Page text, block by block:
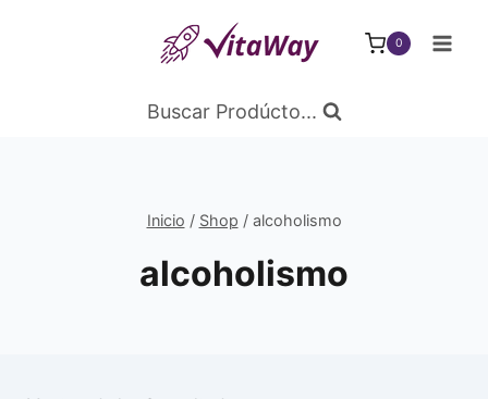
0
Buscar Prodúcto...
Inicio / Shop / alcoholismo
alcoholismo